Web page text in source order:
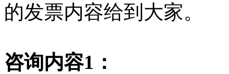
的发票内容给到大家。
咨询内容1：